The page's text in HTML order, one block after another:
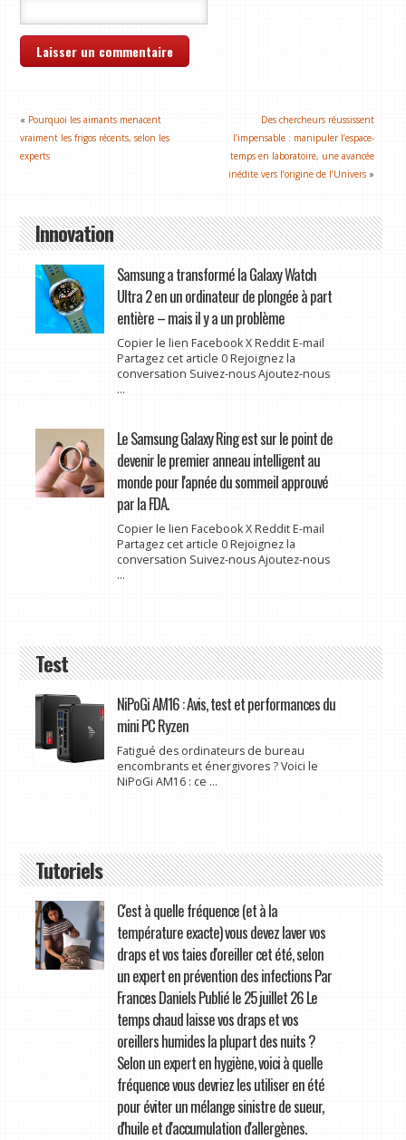
« Pourquoi les aimants menacent
vraiment les frigos récents, selon les
experts
Des chercheurs réussissent
l’impensable : manipuler l’espace-
temps en laboratoire, une avancée
inédite vers l’origine de l’Univers »
Innovation
Samsung a transformé la Galaxy Watch
Ultra 2 en un ordinateur de plongée à part
entière – mais il y a un problème
Copier le lien Facebook X Reddit E-mail
Partagez cet article 0 Rejoignez la
conversation Suivez-nous Ajoutez-nous
...
Le Samsung Galaxy Ring est sur le point de
devenir le premier anneau intelligent au
monde pour l'apnée du sommeil approuvé
par la FDA.
Copier le lien Facebook X Reddit E-mail
Partagez cet article 0 Rejoignez la
conversation Suivez-nous Ajoutez-nous
...
Test
NiPoGi AM16 : Avis, test et performances du
mini PC Ryzen
Fatigué des ordinateurs de bureau
encombrants et énergivores ? Voici le
NiPoGi AM16 : ce ...
Tutoriels
C'est à quelle fréquence (et à la
température exacte) vous devez laver vos
draps et vos taies d'oreiller cet été, selon
un expert en prévention des infections Par
Frances Daniels Publié le 25 juillet 26 Le
temps chaud laisse vos draps et vos
oreillers humides la plupart des nuits ?
Selon un expert en hygiène, voici à quelle
fréquence vous devriez les utiliser en été
pour éviter un mélange sinistre de sueur,
d'huile et d'accumulation d'allergènes.